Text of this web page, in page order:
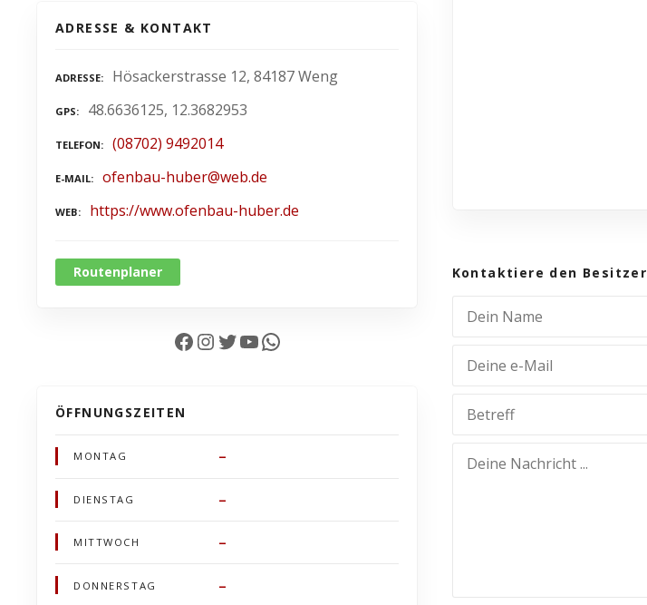
ADRESSE & KONTAKT
ADRESSE Hösackerstrasse 12, 84187 Weng
GPS 48.6636125, 12.3682953
TELEFON (08702) 9492014
E-MAIL ofenbau-huber@web.de
WEB https://www.ofenbau-huber.de
Routenplaner
Facebook InstagramTwitter YouTube WhatsApp
ÖFFNUNGSZEITEN
MONTAG –
DIENSTAG –
MITTWOCH –
DONNERSTAG –
Kontaktiere den Besitzer